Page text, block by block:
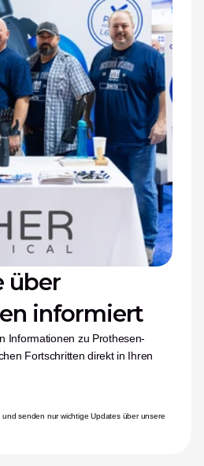
über
informiert
Informationen zu Prothesen-
Fortschritten direkt in Ihren
senden nur wichtige Updates über unsere